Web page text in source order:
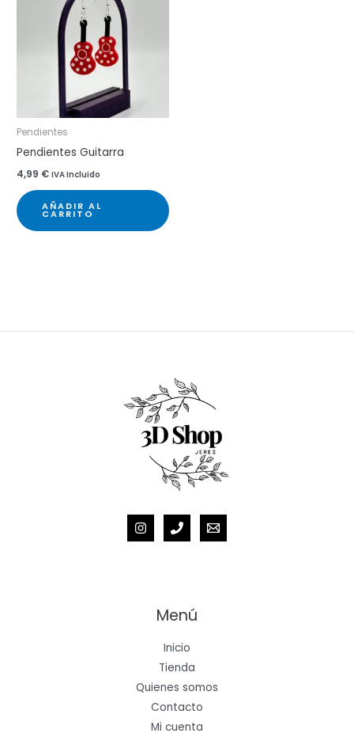
Pendientes
Pendientes Guitarra
4,99 € IVA Incluido
AÑADIR AL
CARRITO
Menú
Inicio
Tienda
Quienes somos
Contacto
Mi cuenta